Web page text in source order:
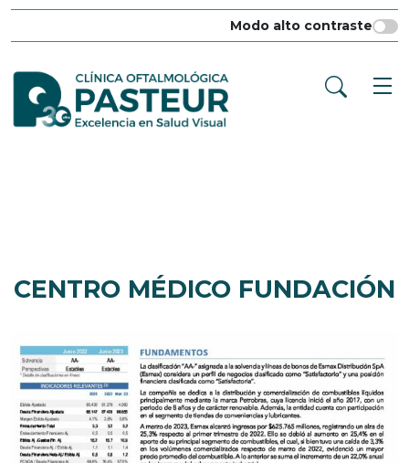
Modo alto contraste
CENTRO MÉDICO FUNDACIÓN